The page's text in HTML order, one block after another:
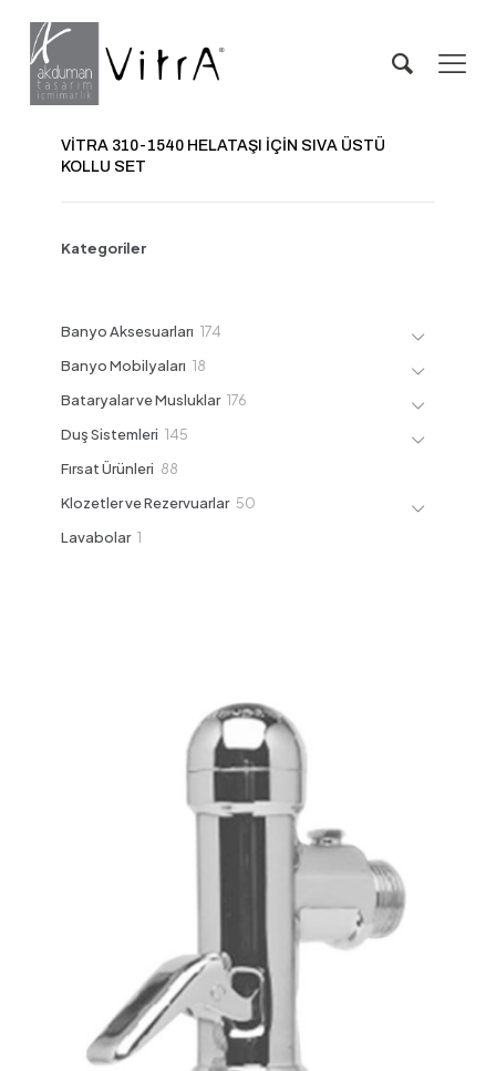
VİTRA 310-1540 HELATAŞI İÇİN SIVA ÜSTÜ
KOLLU SET
Kategoriler
Banyo Aksesuarları 174
Banyo Mobilyaları 18
Bataryalar ve Musluklar 176
Duş Sistemleri 145
Fırsat Ürünleri 88
Klozetler ve Rezervuarlar 50
Lavabolar 1